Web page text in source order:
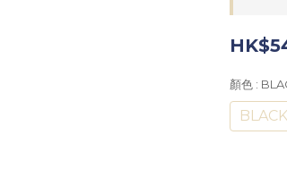
顏色 :
BLACK